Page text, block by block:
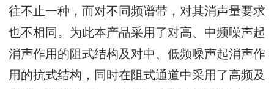
往不止一种，而对不同频谱带，对其消声量要求
也不相同。为此本产品采用了对高、中频噪声起
消声作用的阻式结构及对中、低频噪声起消声作
用的抗式结构，同时在阻式通道中采用了高频及